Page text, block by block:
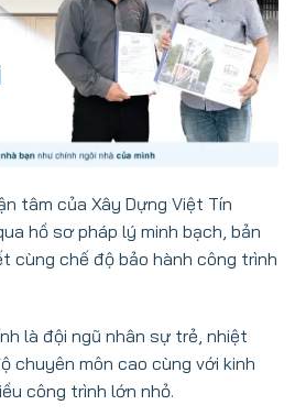
tâm của Xây Dựng Việt Tín
hồ sơ pháp lý minh bạch, bản
cùng chế độ bảo hành công trình
là đội ngũ nhân sự trẻ, nhiệt
chuyên môn cao cùng với kinh
công trình lớn nhỏ.